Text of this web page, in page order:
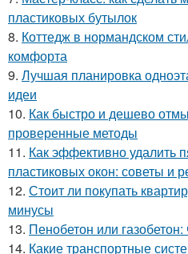
пластиковых бутылок
8. Коттедж в нормандском
комфорта
9. Лучшая планировка
идеи
10. Как быстро и дешево
проверенные методы
11. Как эффективно удалить
пластиковых окон: советы и
12. Стоит ли покупать
минусы
13. Пенобетон или
14. Какие транспортные